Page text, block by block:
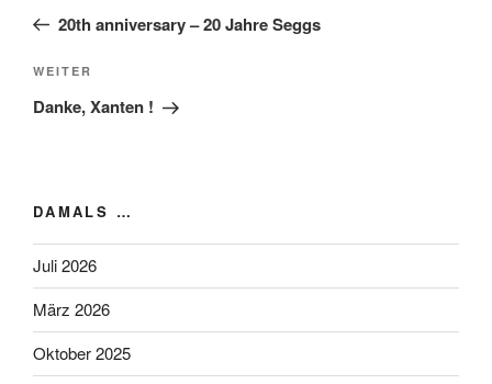
Beitrag20th anniversary – 20 Jahre Seggs
Nächster
Beitrag
WEITER
Danke, Xanten !
DAMALS …
Juli 2026
März 2026
Oktober 2025